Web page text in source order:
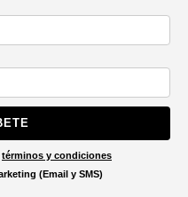
términos y condiciones
(Email y SMS)